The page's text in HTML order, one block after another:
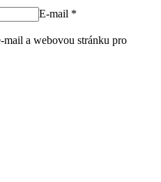
E-mail *
a webovou stránku pro